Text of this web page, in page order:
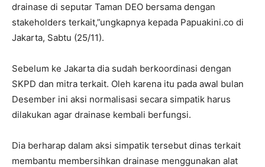
drainase di seputar Taman DEO bersama dengan
stakeholders terkait,”ungkapnya kepada Papuakini.co di
Jakarta, Sabtu (25/11).
Sebelum ke Jakarta dia sudah berkoordinasi dengan
SKPD dan mitra terkait. Oleh karena itu pada awal bulan
Desember ini aksi normalisasi secara simpatik harus
dilakukan agar drainase kembali berfungsi.
Dia berharap dalam aksi simpatik tersebut dinas terkait
membantu membersihkan drainase menggunakan alat